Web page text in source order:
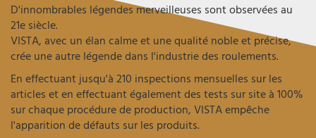
D'innombrables légendes merveilleuses sont observées au
21e siècle.
VISTA, avec un élan calme et une qualité noble et précise,
crée une autre légende dans l'industrie des roulements.
En effectuant jusqu'à 210 inspections mensuelles sur les
articles et en effectuant également des tests sur site à 100%
sur chaque procédure de production, VISTA empêche
l'apparition de défauts sur les produits.